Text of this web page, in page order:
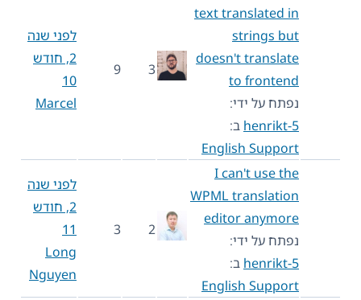
text translated in
strings but
doesn't translate
to frontend
נפתח על ידי:
henrikt-5 ב:
English Support
3
9
לפני שנה
2, חודש
10
Marcel
I can't use the
WPML translation
editor anymore
נפתח על ידי:
henrikt-5 ב:
English Support
2
3
לפני שנה
2, חודש
11
Long
Nguyen